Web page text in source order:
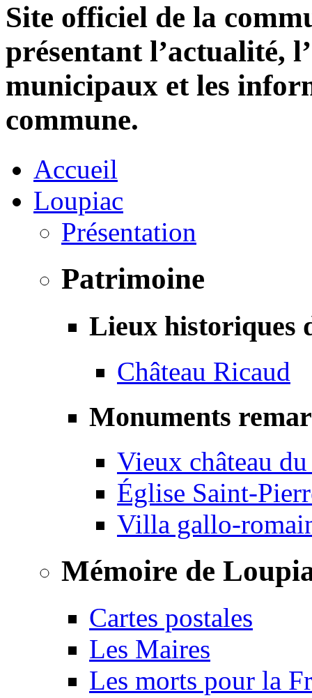
Site officiel de la
présentant l’actualité,
municipaux et les
commune.
Accueil
Loupiac
Présentation
Patrimoine
Lieux historiques
Château Ricaud
Monuments
Vieux château
Église Saint-
Villa gallo-
Mémoire de
Cartes postales
Les Maires
Les morts pour la